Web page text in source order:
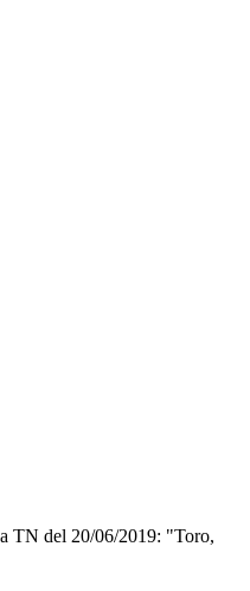
TN del 20/06/2019: "Toro,